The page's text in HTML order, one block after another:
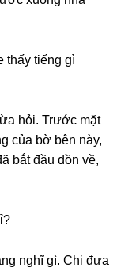
thấy tiếng gì
hỏi. Trước mặt
của bờ bên này,
bắt đầu dồn về,
nghĩ gì. Chị đưa